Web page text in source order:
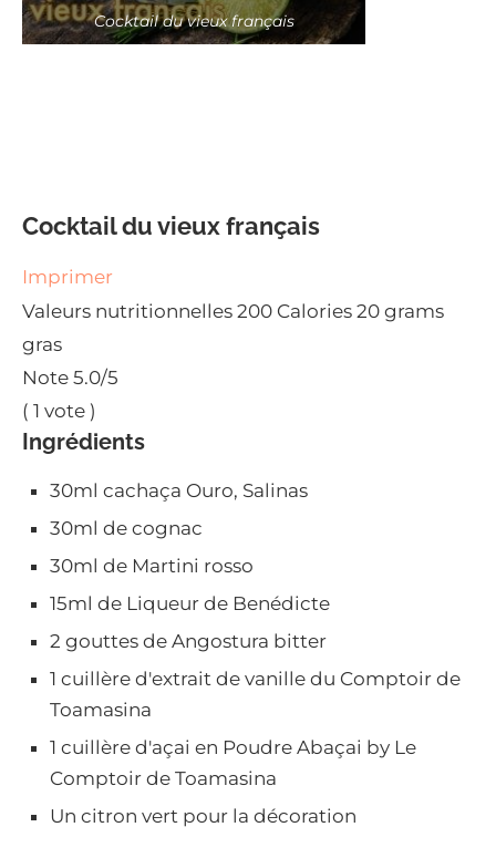
Cocktail du vieux français
Cocktail du vieux français
Imprimer
Valeurs nutritionnelles 200 Calories 20 grams
gras
Note 5.0/5
( 1 vote )
Ingrédients
30ml cachaça Ouro, Salinas
30ml de cognac
30ml de Martini rosso
15ml de Liqueur de Benédicte
2 gouttes de Angostura bitter
1 cuillère d'extrait de vanille du Comptoir de
Toamasina
1 cuillère d'açai en Poudre Abaçai by Le
Comptoir de Toamasina
Un citron vert pour la décoration